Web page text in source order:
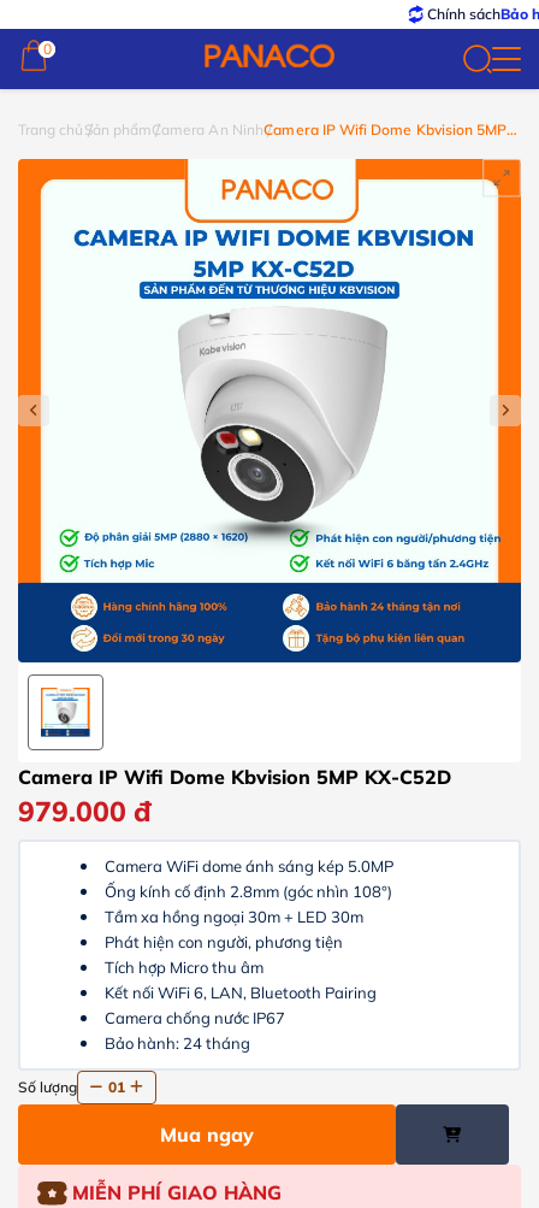
Chính sáchBảo hành
0
0
Trang chủ Sản phẩmCamera An NinhCamera IP Wifi Dome Kbvision 5MP
Camera IP Wifi Dome Kbvision 5MP KX-C52D
979.000 đ
Camera WiFi dome ánh sáng kép 5.0MP
Ống kính cố định 2.8mm (góc nhìn 108°)
Tầm xa hồng ngoại 30m + LED 30m
Phát hiện con người, phương tiện
Tích hợp Micro thu âm
Kết nối WiFi 6, LAN, Bluetooth Pairing
Camera chống nước IP67
Bảo hành: 24 tháng
Số lượng 01
Mua ngay
MIỄN PHÍ GIAO HÀNG